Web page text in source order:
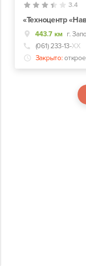
3.4
«Техноцентр
443.7 км г.
(061) 233-13-ХХ
Закрыто: